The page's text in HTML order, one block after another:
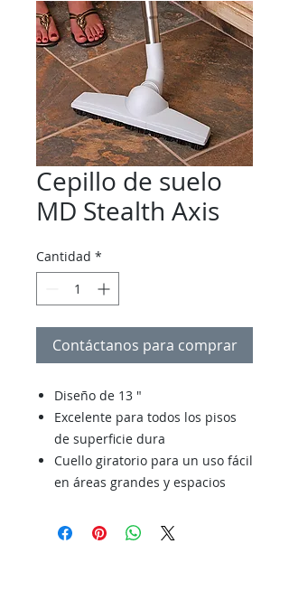
Cepillo de suelo
MD Stealth Axis
Cantidad *
Contáctanos para comprar
Diseño de 13 "
Excelente para todos los pisos
de superficie dura
Cuello giratorio para un uso fácil
en áreas grandes y espacios
Cepillos diseñados para recoger